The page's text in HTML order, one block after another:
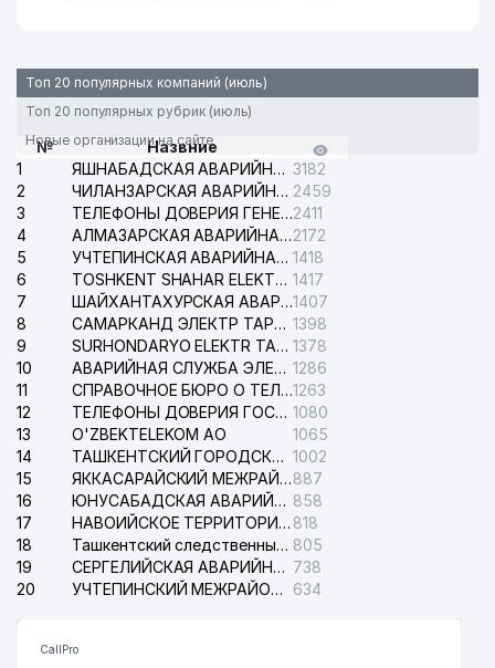
Топ 20 популярных компаний (июль)
Топ 20 популярных рубрик (июль)
Новые организации на сайте
№
Назвние
1
ЯШНАБАДСКАЯ АВАРИЙНАЯ СЛУЖБА ЭЛЕКТРОСЕТИ 3182
2
ЧИЛАНЗАРСКАЯ АВАРИЙНАЯ СЛУЖБА ЭЛЕКТРОСЕТИ 2459
3
ТЕЛЕФОНЫ ДОВЕРИЯ ГЕНЕРАЛЬНОЙ ПРОКУРАТУРЫ РЕСПУБЛИКИ УЗБЕКИСТАН2411
4
АЛМАЗАРСКАЯ АВАРИЙНАЯ СЛУЖБА ЭЛЕКТРОСЕТИ2172
5
УЧТЕПИНСКАЯ АВАРИЙНАЯ СЛУЖБА ЭЛЕКТРОСЕТИ 1418
6
TOSHKENT SHAHAR ELEKTR TARMOQLARI KORXONASI АО 1417
7
ШАЙХАНТАХУРСКАЯ АВАРИЙНАЯ СЛУЖБА ЭЛЕКТРОСЕТИ1407
8
САМАРКАНД ЭЛЕКТР ТАРМОКЛАРИ АО 1398
9
SURHONDARYO ELEKTR TARMOKLARI АО 1378
10
АВАРИЙНАЯ СЛУЖБА ЭЛЕКТРОСЕТИ ТАШКЕНТСКОГО РАЙОНА 1286
11
СПРАВОЧНОЕ БЮРО О ТЕЛЕФОНАХ ОРГАНИЗАЦИЙ г. ТАШКЕНТА1263
12
ТЕЛЕФОНЫ ДОВЕРИЯ ГОСУДАРСТВЕННОГО ЦЕНТРА ТЕСТИРОВАНИЯ 1080
13
O'ZBEKTELEKOM АО
1065
14
ТАШКЕНТСКИЙ ГОРОДСКОЙ СУД ПО ГРАЖДАНСКИМ ДЕЛАМ 1002
15
ЯККАСАРАЙСКИЙ МЕЖРАЙОННЫЙ СУД ПО ГРАЖДАНСКИМ ДЕЛАМ887
16
ЮНУСАБАДСКАЯ АВАРИЙНАЯ СЛУЖБА ЭЛЕКТРОСЕТИ 858
17
НАВОИЙСКОЕ ТЕРРИТОРИАЛЬНОЕ ПРЕДПРИЯТИЕ ЭЛЕКТРОСЕТИ АО 818
18
Ташкентский следственный изолятор 805
19
СЕРГЕЛИЙСКАЯ АВАРИЙНАЯ СЛУЖБА ЭЛЕКТРОСЕТИ 738
20
УЧТЕПИНСКИЙ МЕЖРАЙОННЫЙ СУД ПО ГРАЖДАНСКИМ ДЕЛАМ 634
CallPro